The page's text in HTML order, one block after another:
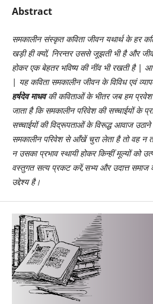
Abstract
समकालीन संस्कृत कविता जीवन यथार्थ के हर
खड़ी ही क्यों, निरन्तर उससे जूझती भी है और
होकर एक बेहतर भविष्य की नींव भी रखती है |
| यह कविता समकालीन जीवन के विविध एवं
हर्षदेव माधवकी कविताओं के भीतर जब हम
जाता है कि समकालीन परिवेश की सच्चाईयों के
सच्चाईयों की विद्रूपताओं के विरूद्ध आवाज
समकालीन परिवेश से आँखें चुरा लेता है तो वह न
न उसका प्रभाव स्थायी होकर किन्हीं मूल्यों को
वस्तुगत सत्य प्रकट करें,सभ्य और उदात्त समाज
उद्देश्य है।